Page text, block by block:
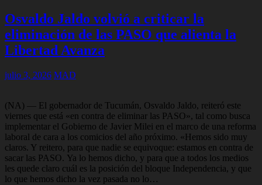
Osvaldo Jaldo volvió a criticar la
eliminación de las PASO que alienta la
Libertad Avanza
julio 3, 2026 MAD
(NA) — El gobernador de Tucumán, Osvaldo Jaldo, reiteró este
viernes que está «en contra de eliminar las PASO», tal como busca
implementar el Gobierno de Javier Milei en el marco de una reforma
laboral de cara a los comicios del año próximo. «Hemos sido muy
claros. Y reitero, para que nadie se equivoque: estamos en contra de
sacar las PASO. Ya lo hemos dicho, y para que a todos los medios
les quede claro cuál es la posición del bloque Independencia, y que
lo que hemos dicho la vez pasada no lo…